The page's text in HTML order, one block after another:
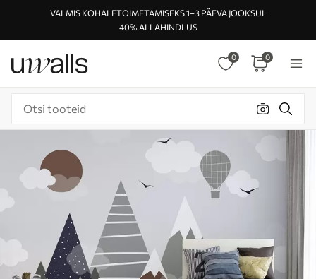
VALMIS KOHALETOIMETAMISEKS 1–3 PÄEVA JOOKSUL
40% ALLAHINDLUS
0 0